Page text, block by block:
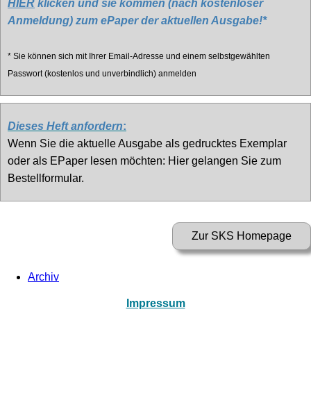
HIER klicken und sie kommen (nach kostenloser
Anmeldung) zum ePaper der aktuellen Ausgabe!*
* Sie können sich mit Ihrer Email-Adresse und einem selbstgewählten
Passwort (kostenlos und unverbindlich) anmelden
Dieses Heft anfordern:
Wenn Sie die aktuelle Ausgabe als gedrucktes Exemplar
oder als EPaper lesen möchten: Hier gelangen Sie zum
Bestellformular.
Archiv
Impressum